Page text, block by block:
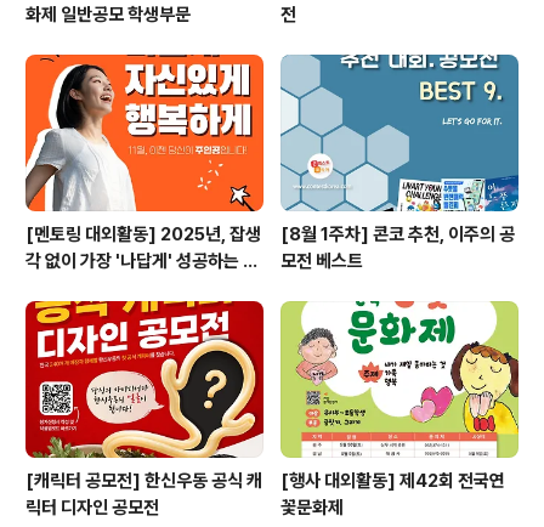
화제 일반공모 학생부문
전
[멘토링 대외활동] 2025년, 잡생
각 없이 가장 '나답게' 성공하는 법
[8월 1주차] 콘코 추천, 이주의 공
모전 베스트
[캐릭터 공모전] 한신우동 공식 캐
릭터 디자인 공모전
[행사 대외활동] 제42회 전국연
꽃문화제